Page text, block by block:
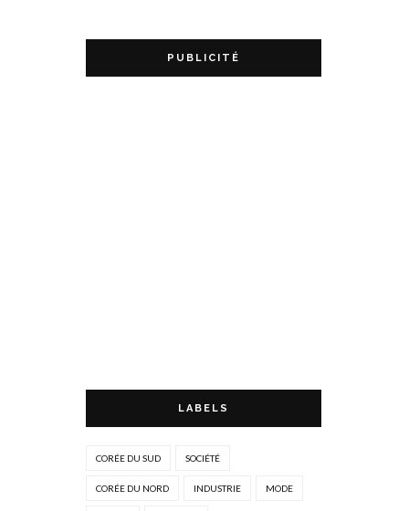
PUBLICITÉ
LABELS
CORÉE DU SUD SOCIÉTÉ
CORÉE DU NORD INDUSTRIE MODE